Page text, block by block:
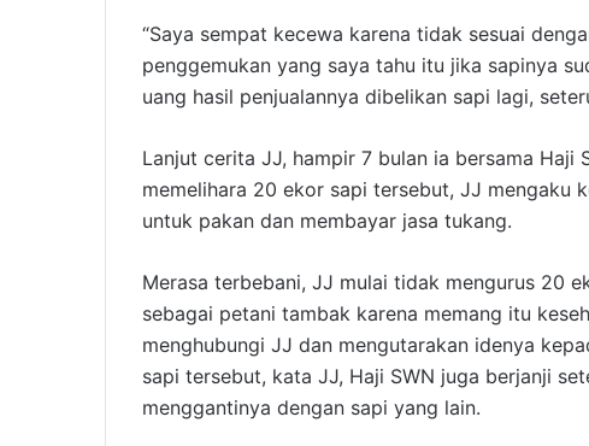
“Saya sempat kecewa karena tidak sesuai
penggemukan yang saya tahu itu jika sapinya
uang hasil penjualannya dibelikan sapi lagi,
Lanjut cerita JJ, hampir 7 bulan ia bersama Haji
memelihara 20 ekor sapi tersebut, JJ mengaku
untuk pakan dan membayar jasa tukang.
Merasa terbebani, JJ mulai tidak mengurus 20
sebagai petani tambak karena memang itu
menghubungi JJ dan mengutarakan idenya
sapi tersebut, kata JJ, Haji SWN juga berjanji
menggantinya dengan sapi yang lain.